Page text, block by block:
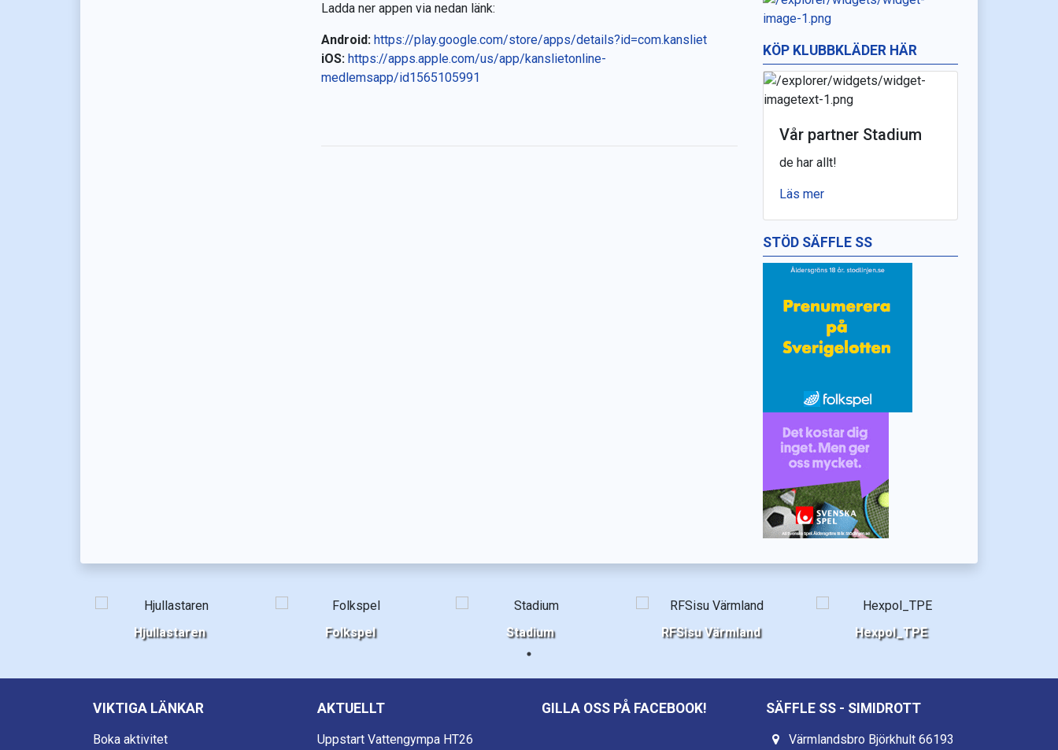
Ladda ner appen via nedan länk:
Android: https://play.google.com/store/apps/details?id=com.kansliet
iOS: https://apps.apple.com/us/app/kanslietonline-
medlemsapp/id1565105991
KÖP KLUBBKLÄDER HÄR
Vår partner Stadium
de har allt!
Läs mer
STÖD SÄFFLE SS
Hjullastaren Folkspel Stadium RFSisu Värmland Hexpol_TPE
VIKTIGA LÄNKAR
Boka aktivitet
AKTUELLT
Uppstart Vattengympa HT26
GILLA OSS PÅ FACEBOOK! SÄFFLE SS - SIMIDROTT
Värmlandsbro Björkhult 66193